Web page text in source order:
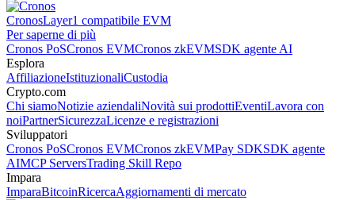
CronosLayer1 compatibile EVM
Per saperne di più
Cronos PoSCronos EVMCronos zkEVMSDK agente AI
Esplora
AffiliazioneIstituzionaliCustodia
Crypto.com
Chi siamoNotizie aziendaliNovità sui prodottiEventiLavora con
noiPartnerSicurezzaLicenze e registrazioni
Sviluppatori
Cronos PoSCronos EVMCronos zkEVMPay SDKSDK agente
AIMCP ServersTrading Skill Repo
Impara
ImparaBitcoinRicercaAggiornamenti di mercato